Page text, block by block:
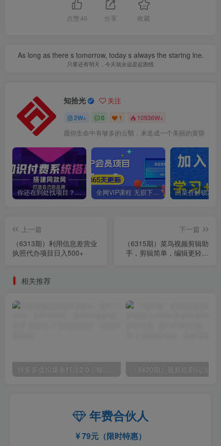
点赞 45 分享 收藏
As long as there s tomorrow, today s always the startng lne.
只要还有明天，今天就永远是起跑线
知拾光 关注
2W+ 0 1 10936W+
愿你生命中有够多的云翳，来造成一个美丽的黄昏
你还在到处找项目？还在当韭菜？我靠卖项目一个月收入5万+，曾经我也是个失败者。 全网VIP课程 无损下载~
上一篇
（6313期）利用信息差营业
执照代办项目日入500+
下一篇
（6315期）菜鸟视频剪辑助
手，剪辑简单，编辑更轻松
相关推荐
年费合伙人
79元（限时特惠）